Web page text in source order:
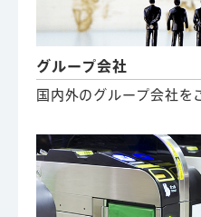
グループ会社
国内外のグループ会社を